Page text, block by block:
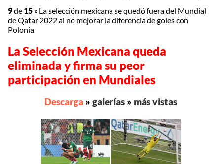
9de 15 » La selección mexicana se quedó fuera del Mundial
de Qatar 2022 al no mejorar la diferencia de goles con
Polonia
La Selección Mexicana queda
eliminada y firma su peor
participación en Mundiales
Descarga» galerías» más vistas